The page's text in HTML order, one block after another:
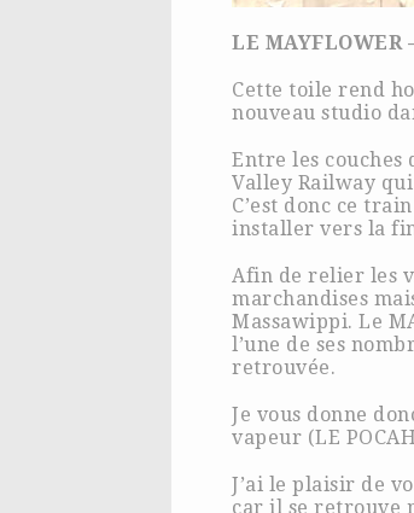
LE
Cette toile rend
nouveau studio
Entre les
Valley Railway
C’est donc ce
installer vers la
Afin de relier les
marchandises
Massawippi. Le
l’une de ses
retrouvée.
Je vous donne
vapeur (LE
J’ai le plaisir de
car il se retrouve